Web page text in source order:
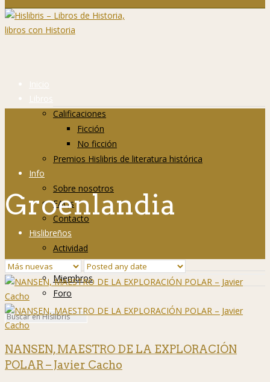
Inicio
Libros
Calificaciones
Ficción
No ficción
Premios Hislibris de literatura histórica
Info
Sobre nosotros
FAQs
Contacto
Hislibreños
Actividad
Grupos
Miembros
Foro
Groenlandia
NANSEN, MAESTRO DE LA EXPLORACIÓN
POLAR – Javier Cacho